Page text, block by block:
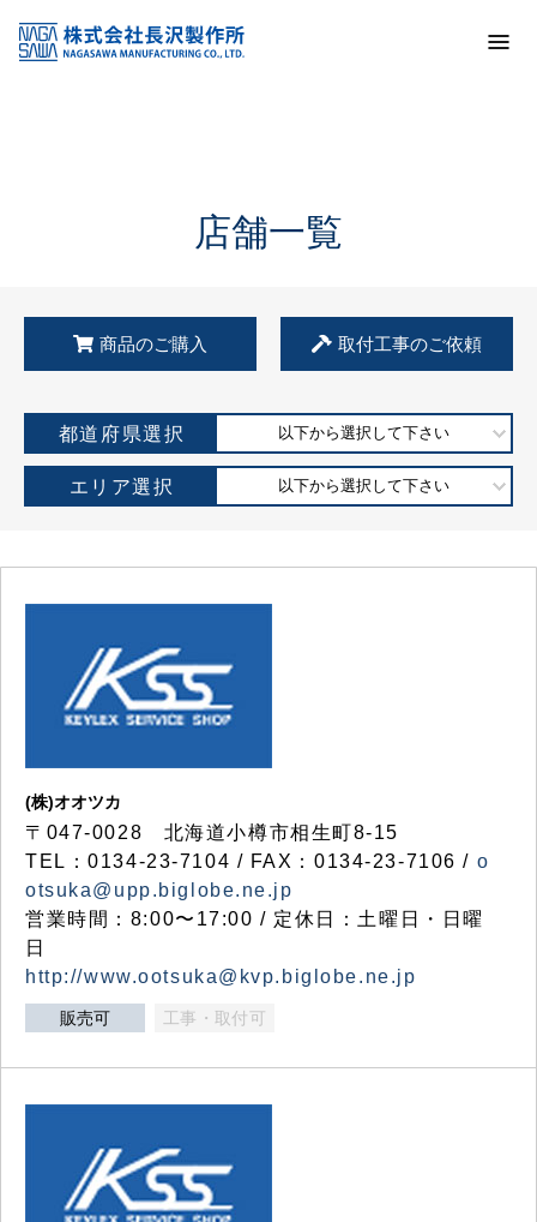
KSS加盟店・取扱店情報
店舗一覧
店舗一覧
商品のご購入 取付工事のご依頼
都道府県選択 以下から選択して下さい
エリア選択 以下から選択して下さい
(株)オオツカ
〒047-0028 北海道小樽市相生町8-15
TEL：0134-23-7104 / FAX：0134-23-7106 / o
otsuka@upp.biglobe.ne.jp
営業時間：8:00〜17:00 / 定休日：土曜日・日曜
日
http://www.ootsuka@kvp.biglobe.ne.jp
販売可 工事・取付可